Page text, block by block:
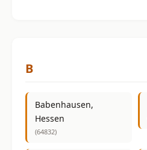
B
Babenhausen,
Hessen
(64832)